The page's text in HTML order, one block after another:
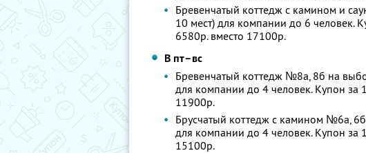
Бревенчатый коттедж с камином и
10 мест) для компании до 6 человек.
6580р. вместо 17100р.
В пт–вс
Бревенчатый коттедж №8а, 8б на
для компании до 4 человек. Купон за
11900р.
Брусчатый коттедж с камином №6а,
для компании до 4 человек. Купон за
15100р.